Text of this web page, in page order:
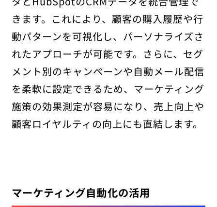
きます。これにより、顧客の購入履歴や行
動パターンを可視化し、パーソナライズさ
れたアプローチが可能です。さらに、セグ
メント別のキャンペーンや自動メール配信
を柔軟に設定できるため、マーケティング
施策の効果測定が容易になり、売上向上や
顧客ロイヤルティの向上にも直結します。
マーケティング自動化の活用